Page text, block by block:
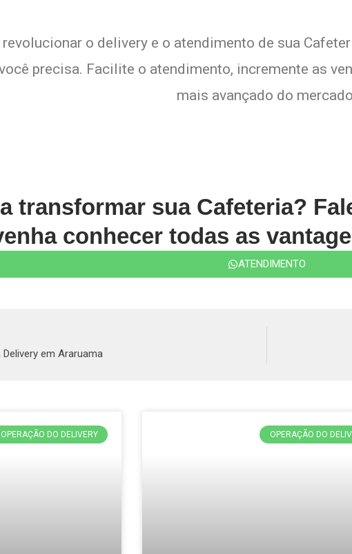
revolucionar o delivery e o atendimento de sua
precisa. Facilite o atendimento, incremente as
mais avançado do
transformar sua Cafeteria?
conhecer todas as
ATENDIMENTO
em Araruama
OPERAÇÃO DO DELIVERY OPERAÇÃO DO